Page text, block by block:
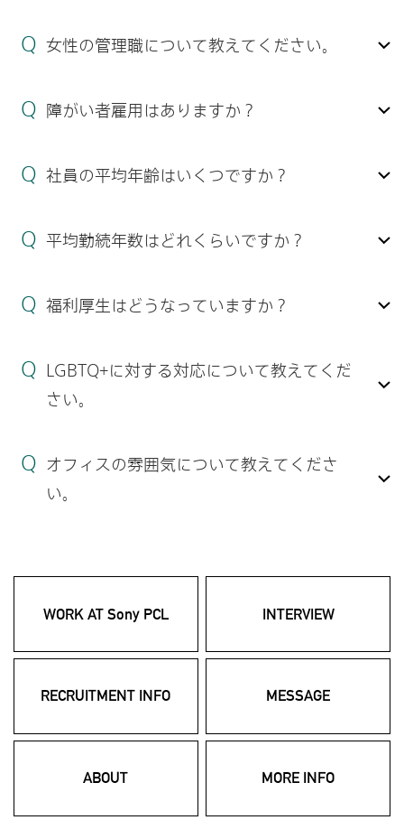
女性の管理職について教えてください。
障がい者雇用はありますか？
社員の平均年齢はいくつですか？
平均勤続年数はどれくらいですか？
福利厚生はどうなっていますか？
LGBTQ+に対する対応について教えてくだ
さい。
オフィスの雰囲気について教えてくださ
い。
WORK AT Sony PCL INTERVIEW
RECRUITMENT INFO MESSAGE
ABOUT MORE INFO